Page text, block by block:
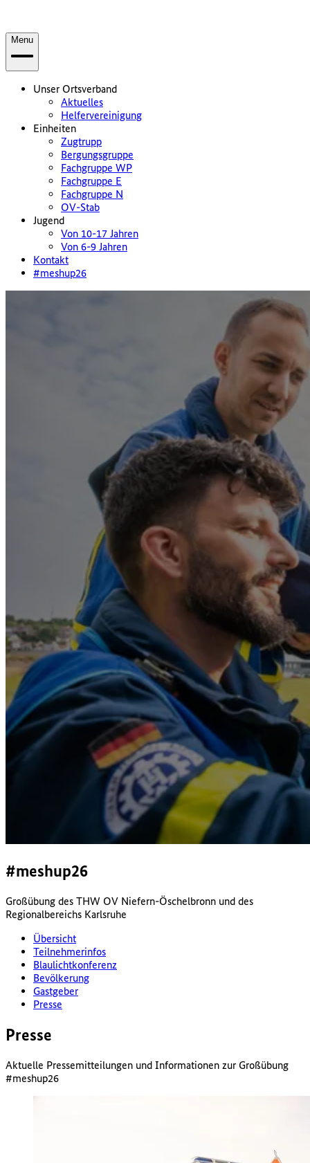
Menu
Unser Ortsverband
Aktuelles
Helfervereinigung
Einheiten
Zugtrupp
Bergungsgruppe
Fachgruppe WP
Fachgruppe E
Fachgruppe N
OV-Stab
Jugend
Von 10-17 Jahren
Von 6-9 Jahren
Kontakt
#meshup26
#meshup26
Großübung des THW OV Niefern-Öschelbronn und des
Regionalbereichs Karlsruhe
Übersicht
Teilnehmerinfos
Blaulichtkonferenz
Bevölkerung
Gastgeber
Presse
Presse
Aktuelle Pressemitteilungen und Informationen zur Großübung
#meshup26